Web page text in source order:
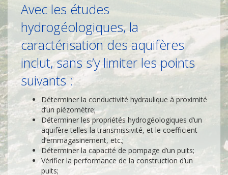
Avec les études
hydrogéologiques, la
caractérisation des aquifères
inclut, sans s’y limiter les points
suivants :
Déterminer la conductivité hydraulique à proximité
d’un piézomètre;
Déterminer les propriétés hydrogéologiques d’un
aquifère telles la transmissivité, et le coefficient
d’emmagasinement, etc.;
Déterminer la capacité de pompage d’un puits;
Vérifier la performance de la construction d’un
puits;